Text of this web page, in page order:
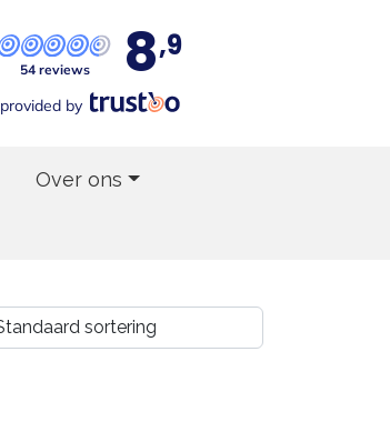
54 reviews 8,9
provided by
Over ons